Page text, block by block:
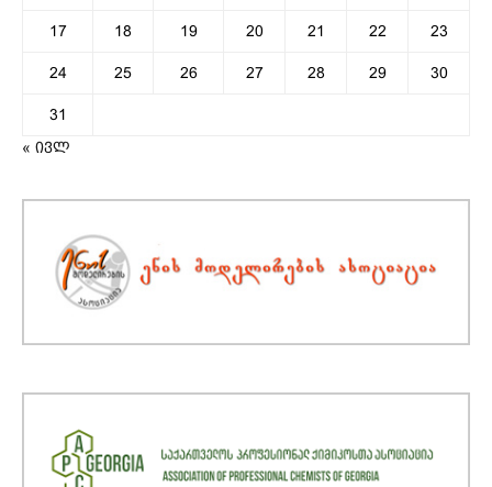
17 18 19 20 21 22 23
24 25 26 27 28 29 30
31
« ივლ